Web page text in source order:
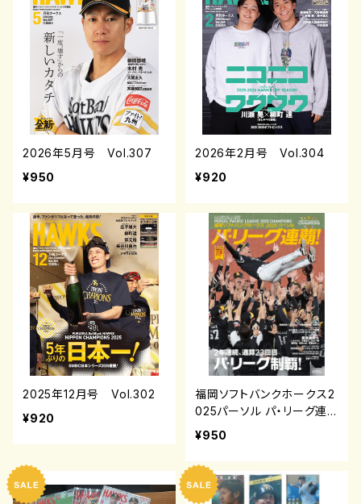
2026年5月号 Vol.307
¥950
2026年2月号 Vol.304
¥920
2025年12月号 Vol.302
¥920
福岡ソフトバンクホークス2
025パーソル パ・リーグ連
覇
¥950